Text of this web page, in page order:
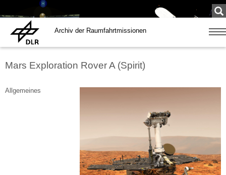
Archiv der Raumfahrtmissionen
Zeige
Mars Exploration Rover A (Spirit)
Allgemeines